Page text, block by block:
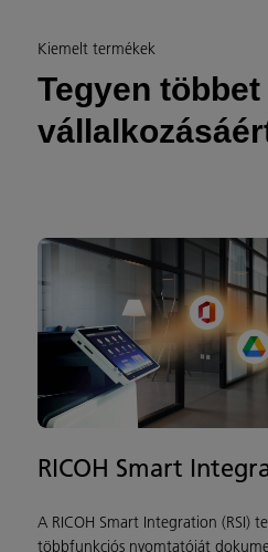
Kiemelt termékek
Tegyen többet
RICOH Smart
A RICOH Smart Integration (RSI)
többfunkciós nyomtatóját